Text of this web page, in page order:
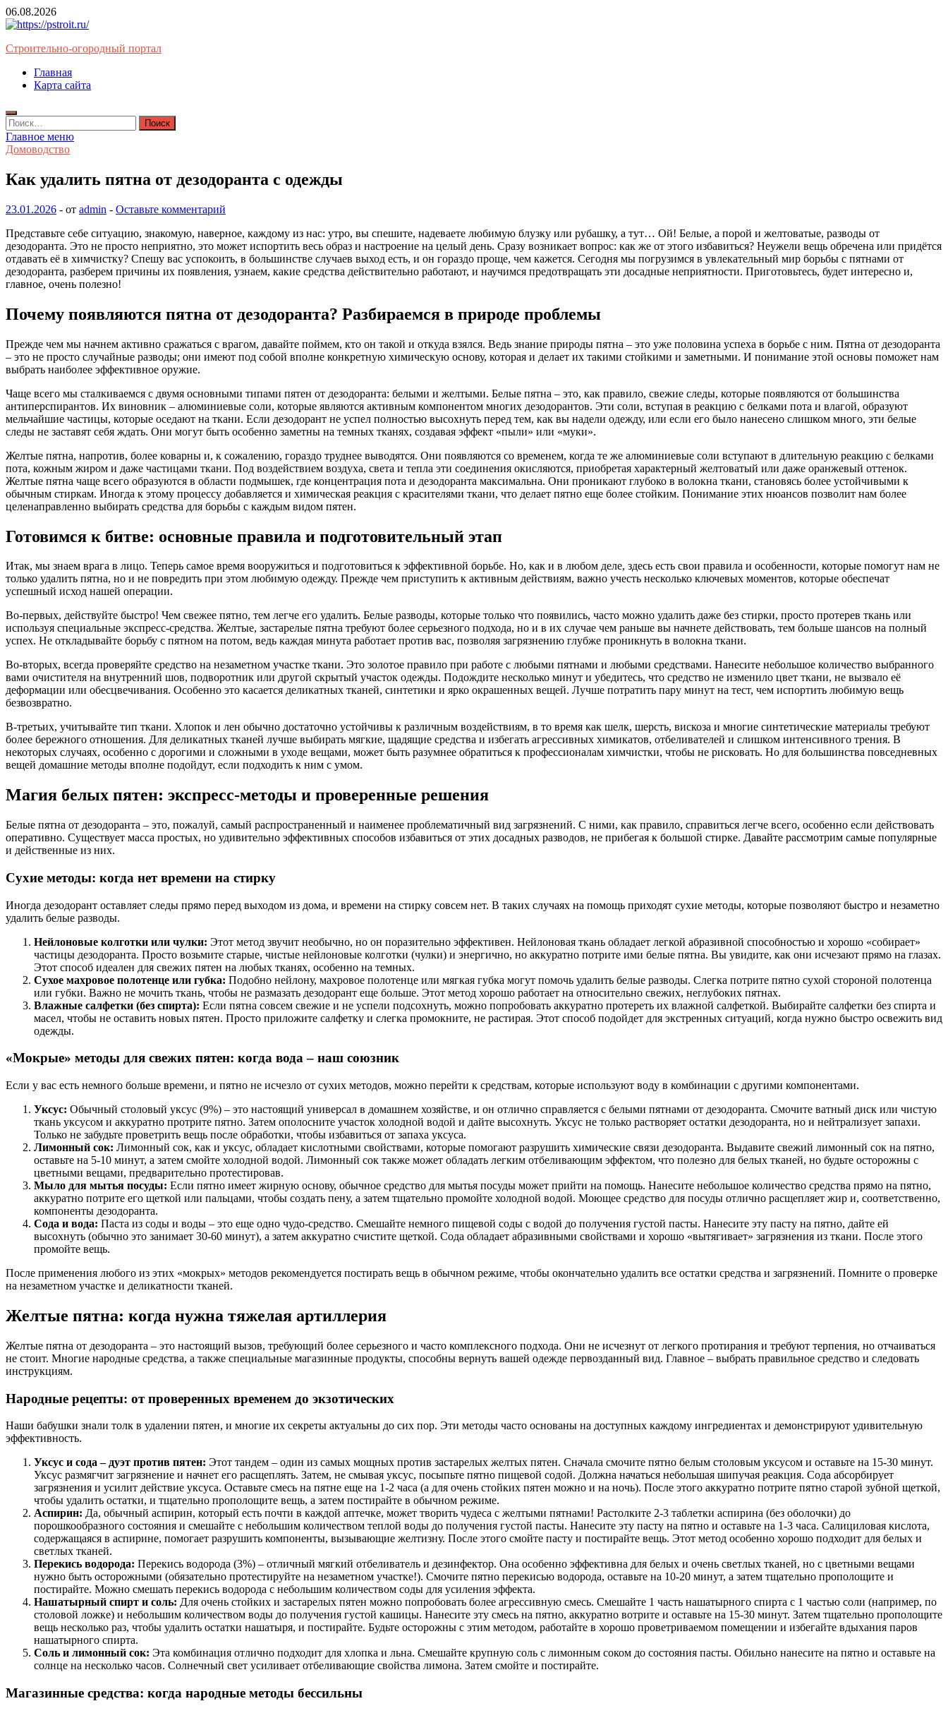
Перейти
к
06.08.2026
Строительно-огородный портал
Главная
Карта сайта
Найти:
Главное меню
Домоводство
Как удалить пятна от дезодоранта с одежды
23.01.2026 - от admin - Оставьте комментарий
Представьте себе ситуацию, знакомую, наверное, каждому из нас: утро, вы спешите, надеваете любимую блузку или рубашку, а тут… Ой! Белые, а порой и желтоватые, разводы от
дезодоранта. Это не просто неприятно, это может испортить весь образ и настроение на целый день. Сразу возникает вопрос: как же от этого избавиться? Неужели вещь обречена или придётся
отдавать её в химчистку? Спешу вас успокоить, в большинстве случаев выход есть, и он гораздо проще, чем кажется. Сегодня мы погрузимся в увлекательный мир борьбы с пятнами от
дезодоранта, разберем причины их появления, узнаем, какие средства действительно работают, и научимся предотвращать эти досадные неприятности. Приготовьтесь, будет интересно и,
главное, очень полезно!
Почему появляются пятна от дезодоранта? Разбираемся в природе проблемы
Прежде чем мы начнем активно сражаться с врагом, давайте поймем, кто он такой и откуда взялся. Ведь знание природы пятна – это уже половина успеха в борьбе с ним. Пятна от дезодоранта
– это не просто случайные разводы; они имеют под собой вполне конкретную химическую основу, которая и делает их такими стойкими и заметными. И понимание этой основы поможет нам
выбрать наиболее эффективное оружие.
Чаще всего мы сталкиваемся с двумя основными типами пятен от дезодоранта: белыми и желтыми. Белые пятна – это, как правило, свежие следы, которые появляются от большинства
антиперспирантов. Их виновник – алюминиевые соли, которые являются активным компонентом многих дезодорантов. Эти соли, вступая в реакцию с белками пота и влагой, образуют
мельчайшие частицы, которые оседают на ткани. Если дезодорант не успел полностью высохнуть перед тем, как вы надели одежду, или если его было нанесено слишком много, эти белые
следы не заставят себя ждать. Они могут быть особенно заметны на темных тканях, создавая эффект «пыли» или «муки».
Желтые пятна, напротив, более коварны и, к сожалению, гораздо труднее выводятся. Они появляются со временем, когда те же алюминиевые соли вступают в длительную реакцию с белками
пота, кожным жиром и даже частицами ткани. Под воздействием воздуха, света и тепла эти соединения окисляются, приобретая характерный желтоватый или даже оранжевый оттенок.
Желтые пятна чаще всего образуются в области подмышек, где концентрация пота и дезодоранта максимальна. Они проникают глубоко в волокна ткани, становясь более устойчивыми к
обычным стиркам. Иногда к этому процессу добавляется и химическая реакция с красителями ткани, что делает пятно еще более стойким. Понимание этих нюансов позволит нам более
целенаправленно выбирать средства для борьбы с каждым видом пятен.
Готовимся к битве: основные правила и подготовительный этап
Итак, мы знаем врага в лицо. Теперь самое время вооружиться и подготовиться к эффективной борьбе. Но, как и в любом деле, здесь есть свои правила и особенности, которые помогут нам не
только удалить пятна, но и не повредить при этом любимую одежду. Прежде чем приступить к активным действиям, важно учесть несколько ключевых моментов, которые обеспечат
успешный исход нашей операции.
Во-первых, действуйте быстро! Чем свежее пятно, тем легче его удалить. Белые разводы, которые только что появились, часто можно удалить даже без стирки, просто протерев ткань или
используя специальные экспресс-средства. Желтые, застарелые пятна требуют более серьезного подхода, но и в их случае чем раньше вы начнете действовать, тем больше шансов на полный
успех. Не откладывайте борьбу с пятном на потом, ведь каждая минута работает против вас, позволяя загрязнению глубже проникнуть в волокна ткани.
Во-вторых, всегда проверяйте средство на незаметном участке ткани. Это золотое правило при работе с любыми пятнами и любыми средствами. Нанесите небольшое количество выбранного
вами очистителя на внутренний шов, подворотник или другой скрытый участок одежды. Подождите несколько минут и убедитесь, что средство не изменило цвет ткани, не вызвало её
деформации или обесцвечивания. Особенно это касается деликатных тканей, синтетики и ярко окрашенных вещей. Лучше потратить пару минут на тест, чем испортить любимую вещь
безвозвратно.
В-третьих, учитывайте тип ткани. Хлопок и лен обычно достаточно устойчивы к различным воздействиям, в то время как шелк, шерсть, вискоза и многие синтетические материалы требуют
более бережного отношения. Для деликатных тканей лучше выбирать мягкие, щадящие средства и избегать агрессивных химикатов, отбеливателей и слишком интенсивного трения. В
некоторых случаях, особенно с дорогими и сложными в уходе вещами, может быть разумнее обратиться к профессионалам химчистки, чтобы не рисковать. Но для большинства повседневных
вещей домашние методы вполне подойдут, если подходить к ним с умом.
Магия белых пятен: экспресс-методы и проверенные решения
Белые пятна от дезодоранта – это, пожалуй, самый распространенный и наименее проблематичный вид загрязнений. С ними, как правило, справиться легче всего, особенно если действовать
оперативно. Существует масса простых, но удивительно эффективных способов избавиться от этих досадных разводов, не прибегая к большой стирке. Давайте рассмотрим самые популярные
и действенные из них.
Сухие методы: когда нет времени на стирку
Иногда дезодорант оставляет следы прямо перед выходом из дома, и времени на стирку совсем нет. В таких случаях на помощь приходят сухие методы, которые позволяют быстро и незаметно
удалить белые разводы.
Нейлоновые колготки или чулки: Этот метод звучит необычно, но он поразительно эффективен. Нейлоновая ткань обладает легкой абразивной способностью и хорошо «собирает»
частицы дезодоранта. Просто возьмите старые, чистые нейлоновые колготки (чулки) и энергично, но аккуратно потрите ими белые пятна. Вы увидите, как они исчезают прямо на глазах.
Этот способ идеален для свежих пятен на любых тканях, особенно на темных.
Сухое махровое полотенце или губка: Подобно нейлону, махровое полотенце или мягкая губка могут помочь удалить белые разводы. Слегка потрите пятно сухой стороной полотенца
или губки. Важно не мочить ткань, чтобы не размазать дезодорант еще больше. Этот метод хорошо работает на относительно свежих, неглубоких пятнах.
Влажные салфетки (без спирта): Если пятна совсем свежие и не успели подсохнуть, можно попробовать аккуратно протереть их влажной салфеткой. Выбирайте салфетки без спирта и
масел, чтобы не оставить новых пятен. Просто приложите салфетку и слегка промокните, не растирая. Этот способ подойдет для экстренных ситуаций, когда нужно быстро освежить вид
одежды.
«Мокрые» методы для свежих пятен: когда вода – наш союзник
Если у вас есть немного больше времени, и пятно не исчезло от сухих методов, можно перейти к средствам, которые используют воду в комбинации с другими компонентами.
Уксус: Обычный столовый уксус (9%) – это настоящий универсал в домашнем хозяйстве, и он отлично справляется с белыми пятнами от дезодоранта. Смочите ватный диск или чистую
ткань уксусом и аккуратно протрите пятно. Затем ополосните участок холодной водой и дайте высохнуть. Уксус не только растворяет остатки дезодоранта, но и нейтрализует запахи.
Только не забудьте проветрить вещь после обработки, чтобы избавиться от запаха уксуса.
Лимонный сок: Лимонный сок, как и уксус, обладает кислотными свойствами, которые помогают разрушить химические связи дезодоранта. Выдавите свежий лимонный сок на пятно,
оставьте на 5-10 минут, а затем смойте холодной водой. Лимонный сок также может обладать легким отбеливающим эффектом, что полезно для белых тканей, но будьте осторожны с
цветными вещами, предварительно протестировав.
Мыло для мытья посуды: Если пятно имеет жирную основу, обычное средство для мытья посуды может прийти на помощь. Нанесите небольшое количество средства прямо на пятно,
аккуратно потрите его щеткой или пальцами, чтобы создать пену, а затем тщательно промойте холодной водой. Моющее средство для посуды отлично расщепляет жир и, соответственно,
компоненты дезодоранта.
Сода и вода: Паста из соды и воды – это еще одно чудо-средство. Смешайте немного пищевой соды с водой до получения густой пасты. Нанесите эту пасту на пятно, дайте ей
высохнуть (обычно это занимает 30-60 минут), а затем аккуратно счистите щеткой. Сода обладает абразивными свойствами и хорошо «вытягивает» загрязнения из ткани. После этого
промойте вещь.
После применения любого из этих «мокрых» методов рекомендуется постирать вещь в обычном режиме, чтобы окончательно удалить все остатки средства и загрязнений. Помните о проверке
на незаметном участке и деликатности тканей.
Желтые пятна: когда нужна тяжелая артиллерия
Желтые пятна от дезодоранта – это настоящий вызов, требующий более серьезного и часто комплексного подхода. Они не исчезнут от легкого протирания и требуют терпения, но отчаиваться
не стоит. Многие народные средства, а также специальные магазинные продукты, способны вернуть вашей одежде первозданный вид. Главное – выбрать правильное средство и следовать
инструкциям.
Народные рецепты: от проверенных временем до экзотических
Наши бабушки знали толк в удалении пятен, и многие их секреты актуальны до сих пор. Эти методы часто основаны на доступных каждому ингредиентах и демонстрируют удивительную
эффективность.
Уксус и сода – дуэт против пятен: Этот тандем – один из самых мощных против застарелых желтых пятен. Сначала смочите пятно белым столовым уксусом и оставьте на 15-30 минут.
Уксус размягчит загрязнение и начнет его расщеплять. Затем, не смывая уксус, посыпьте пятно пищевой содой. Должна начаться небольшая шипучая реакция. Сода абсорбирует
загрязнения и усилит действие уксуса. Оставьте смесь на пятне еще на 1-2 часа (а для очень стойких пятен можно и на ночь). После этого аккуратно потрите пятно старой зубной щеткой,
чтобы удалить остатки, и тщательно прополощите вещь, а затем постирайте в обычном режиме.
Аспирин: Да, обычный аспирин, который есть почти в каждой аптечке, может творить чудеса с желтыми пятнами! Растолките 2-3 таблетки аспирина (без оболочки) до
порошкообразного состояния и смешайте с небольшим количеством теплой воды до получения густой пасты. Нанесите эту пасту на пятно и оставьте на 1-3 часа. Салициловая кислота,
содержащаяся в аспирине, помогает разрушить компоненты, вызывающие желтизну. После этого смойте пасту и постирайте вещь. Этот метод особенно хорошо подходит для белых и
светлых тканей.
Перекись водорода: Перекись водорода (3%) – отличный мягкий отбеливатель и дезинфектор. Она особенно эффективна для белых и очень светлых тканей, но с цветными вещами
нужно быть осторожными (обязательно протестируйте на незаметном участке!). Смочите пятно перекисью водорода, оставьте на 10-20 минут, а затем тщательно прополощите и
постирайте. Можно смешать перекись водорода с небольшим количеством соды для усиления эффекта.
Нашатырный спирт и соль: Для очень стойких и застарелых пятен можно попробовать более агрессивную смесь. Смешайте 1 часть нашатырного спирта с 1 частью соли (например, по
столовой ложке) и небольшим количеством воды до получения густой кашицы. Нанесите эту смесь на пятно, аккуратно вотрите и оставьте на 15-30 минут. Затем тщательно прополощите
вещь несколько раз, чтобы удалить остатки нашатыря, и постирайте. Будьте осторожны с этим методом, работайте в хорошо проветриваемом помещении и избегайте вдыхания паров
нашатырного спирта.
Соль и лимонный сок: Эта комбинация отлично подходит для хлопка и льна. Смешайте крупную соль с лимонным соком до состояния пасты. Обильно нанесите на пятно и оставьте на
солнце на несколько часов. Солнечный свет усиливает отбеливающие свойства лимона. Затем смойте и постирайте.
Магазинные средства: когда народные методы бессильны